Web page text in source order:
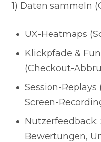
1) Daten sammeln
UX-Heatmaps
Klickpfade &
(Checkout-
Session-
Screen-
Nutzerfeedback:
Bewertungen,